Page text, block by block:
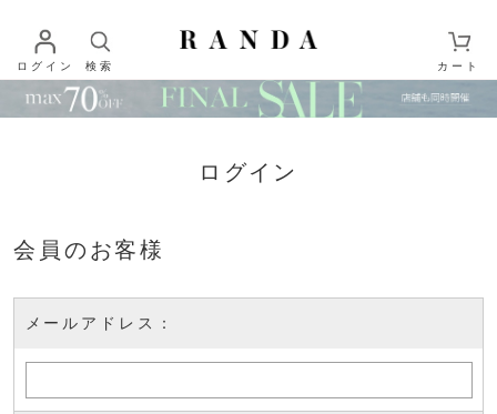
ログイン 検索 カート
ログイン
会員のお客様
メールアドレス：